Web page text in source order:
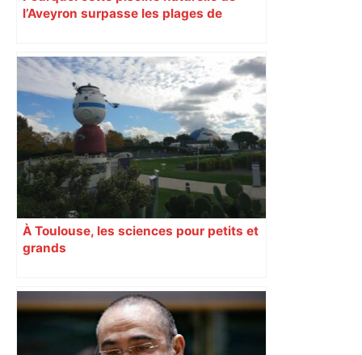
l’Aveyron surpasse les plages de
À Toulouse, les sciences pour petits et
grands